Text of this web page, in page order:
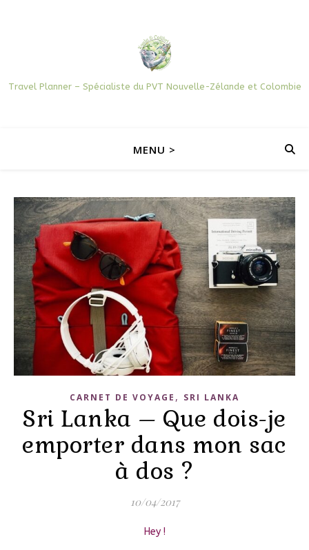
Travel Planner – Spécialiste du PVT Nouvelle-Zélande et Colombie
MENU >
CARNET DE VOYAGE , SRI LANKA
Sri Lanka – Que dois-je
emporter dans mon sac
à dos ?
10/04/2017
Hey !